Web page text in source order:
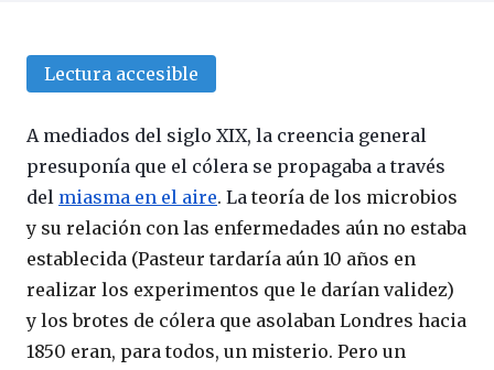
Lectura accesible
A mediados del siglo XIX, la creencia general
presuponía que el cólera se propagaba a través
del miasma en el aire. La teoría de los microbios
y su relación con las enfermedades aún no estaba
establecida (Pasteur tardaría aún 10 años en
realizar los experimentos que le darían validez)
y los brotes de cólera que asolaban Londres hacia
1850 eran, para todos, un misterio. Pero un